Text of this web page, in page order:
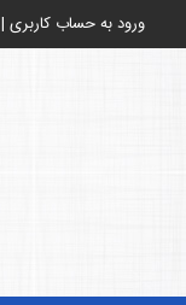
ورود به حساب کاربری|